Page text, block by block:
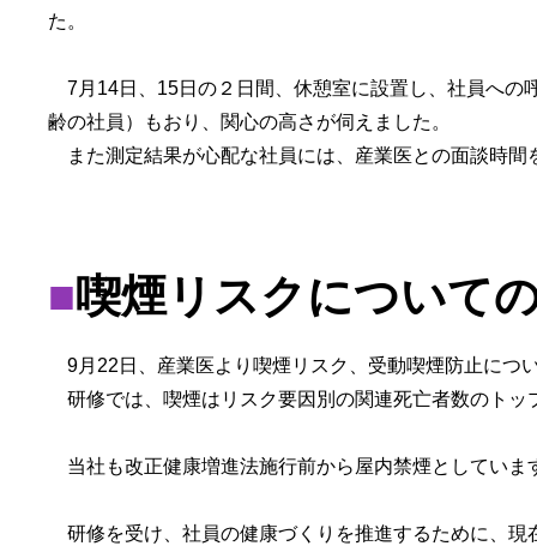
た。
7月14日、15日の２日間、休憩室に設置し、社員への
齢の社員）もおり、関心の高さが伺えました。
また測定結果が心配な社員には、産業医との面談時間
■喫煙リスクについて
9月22日、産業医より喫煙リスク、受動喫煙防止につ
研修では、喫煙はリスク要因別の関連死亡者数のトッ
当社も改正健康増進法施行前から屋内禁煙としてい
研修を受け、社員の健康づくりを推進するために、現